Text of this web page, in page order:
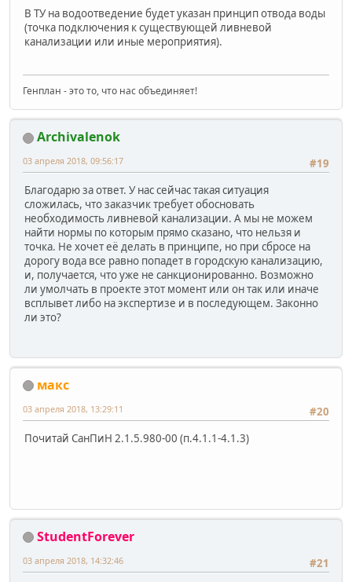
В ТУ на водоотведение будет указан принцип отвода воды
(точка подключения к существующей ливневой
канализации или иные мероприятия).
Генплан - это то, что нас объединяет!
Archivalenok
#19
03 апреля 2018, 09:56:17
Благодарю за ответ. У нас сейчас такая ситуация
сложилась, что заказчик требует обосновать
необходимость ливневой канализации. А мы не можем
найти нормы по которым прямо сказано, что нельзя и
точка. Не хочет её делать в принципе, но при сбросе на
дорогу вода все равно попадет в городскую канализацию,
и, получается, что уже не санкционированно. Возможно
ли умолчать в проекте этот момент или он так или иначе
всплывет либо на экспертизе и в последующем. Законно
ли это?
макс
#20
03 апреля 2018, 13:29:11
Почитай СанПиН 2.1.5.980-00 (п.4.1.1-4.1.3)
StudentForever
#21
03 апреля 2018, 14:32:46